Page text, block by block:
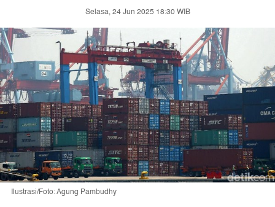
Selasa, 24 Jun 2025 18:30 WIB
Ilustrasi/Foto: Agung Pambudhy